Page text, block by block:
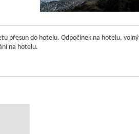
přesun do hotelu. Odpočinek na hotelu, volný
na hotelu.